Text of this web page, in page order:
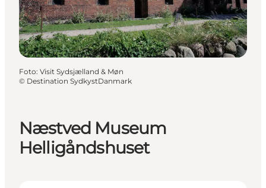
Næstved Museum
Helligåndshuset
Foto: Visit Sydsjælland & Møn
© Destination SydkystDanmark